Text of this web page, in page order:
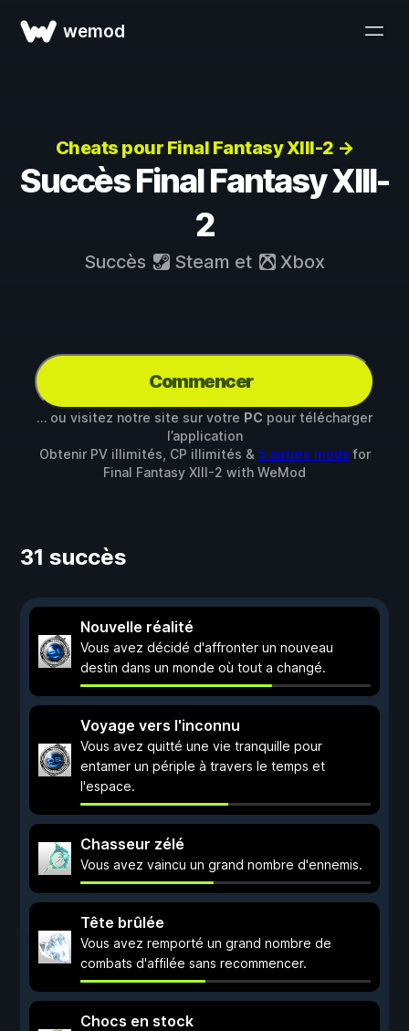
wemod
Cheats pour Final Fantasy XIII-2 →
Succès Final Fantasy XIII-
2
Succès Steam et Xbox
Commencer
… ou visitez notre site sur votre PC pour télécharger
l’application
Obtenir PV illimités, CP illimités & 5 autres mods for
Final Fantasy XIII-2 with WeMod
31 succès
Nouvelle réalité
Vous avez décidé d'affronter un nouveau
destin dans un monde où tout a changé.
Voyage vers l'inconnu
Vous avez quitté une vie tranquille pour
entamer un périple à travers le temps et
l'espace.
Chasseur zélé
Vous avez vaincu un grand nombre d'ennemis.
Tête brûlée
Vous avez remporté un grand nombre de
combats d'affilée sans recommencer.
Chocs en stock